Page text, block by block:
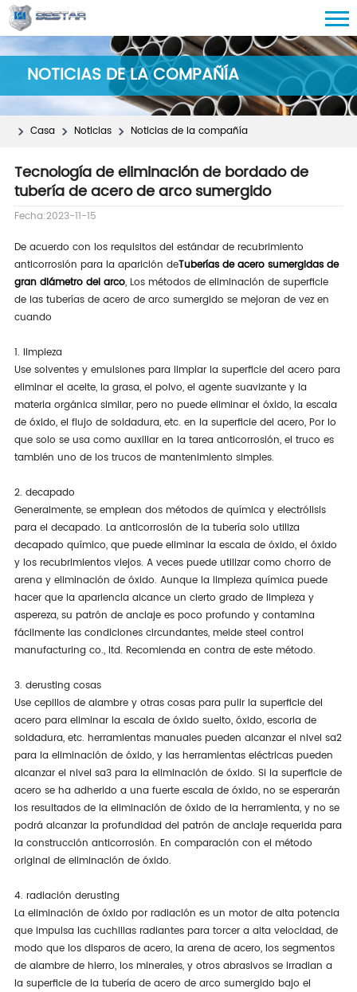
NOTICIAS DE LA COMPAÑÍA
Casa Noticias Noticias de la compañía
Tecnología de eliminación de bordado de
tubería de acero de arco sumergido
Fecha:2023-11-15
De acuerdo con los requisitos del estándar de recubrimiento
anticorrosión para la aparición deTuberías de acero sumergidas de
gran diámetro del arco, Los métodos de eliminación de superficie
de las tuberías de acero de arco sumergido se mejoran de vez en
cuando
1. limpieza
Use solventes y emulsiones para limpiar la superficie del acero para
eliminar el aceite, la grasa, el polvo, el agente suavizante y la
materia orgánica similar, pero no puede eliminar el óxido, la escala
de óxido, el flujo de soldadura, etc. en la superficie del acero, Por lo
que solo se usa como auxiliar en la tarea anticorrosión, el truco es
también uno de los trucos de mantenimiento simples.
2. decapado
Generalmente, se emplean dos métodos de química y electrólisis
para el decapado. La anticorrosión de la tubería solo utiliza
decapado químico, que puede eliminar la escala de óxido, el óxido
y los recubrimientos viejos. A veces puede utilizar como chorro de
arena y eliminación de óxido. Aunque la limpieza química puede
hacer que la apariencia alcance un cierto grado de limpieza y
aspereza, su patrón de anclaje es poco profundo y contamina
fácilmente las condiciones circundantes, meide steel control
manufacturing co., ltd. Recomienda en contra de este método.
3. derusting cosas
Use cepillos de alambre y otras cosas para pulir la superficie del
acero para eliminar la escala de óxido suelto, óxido, escoria de
soldadura, etc. herramientas manuales pueden alcanzar el nivel sa2
para la eliminación de óxido, y las herramientas eléctricas pueden
alcanzar el nivel sa3 para la eliminación de óxido. Si la superficie de
acero se ha adherido a una fuerte escala de óxido, no se esperarán
los resultados de la eliminación de óxido de la herramienta, y no se
podrá alcanzar la profundidad del patrón de anclaje requerida para
la construcción anticorrosión. En comparación con el método
original de eliminación de óxido.
4. radiación derusting
La eliminación de óxido por radiación es un motor de alta potencia
que impulsa las cuchillas radiantes para torcer a alta velocidad, de
modo que los disparos de acero, la arena de acero, los segmentos
de alambre de hierro, los minerales, y otros abrasivos se irradian a
la superficie de la tubería de acero de arco sumergido bajo el